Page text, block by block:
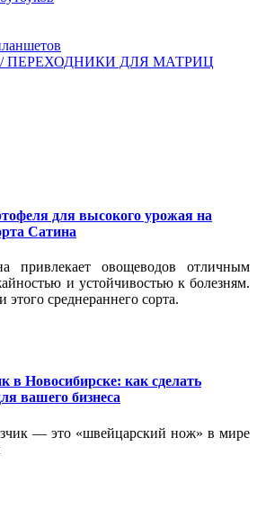
ПЕРЕХОДНИКИ ДЛЯ МАТРИЦ
для высокого урожая на
Сатина
привлекает овощеводов отличным
и устойчивостью к болезням.
этого среднераннего сорта.
в Новосибирске: как сделать
вашего бизнеса
— это «швейцарский нож» в мире